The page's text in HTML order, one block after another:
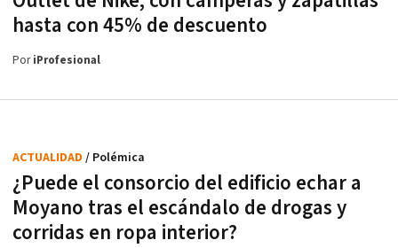
hasta con 45% de descuento
PoriProfesional
¿Puede el consorcio del edificio echar a
Moyano tras el escándalo de drogas y
corridas en ropa interior?
ACTUALIDAD / Polémica